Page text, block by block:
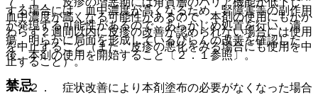
する場合には、血中濃度が高くなるため、腎障害等の副作用
が発現する可能性があるので、あらかじめ処置を行い、潰
瘍、明らかに局面を形成しているびらんの改善を確認した
後、本剤の使用を開始すること〔２．１参照〕。
禁忌
血中濃度が高くなる可能性があるので、本剤の使用にもかか
わらず２週間以内に皮疹の改善が認められない場合には使用
を中止すること（また、皮疹の悪化をみる場合にも使用を中
止すること）。
７．２． 症状改善により本剤塗布の必要がなくなった場合